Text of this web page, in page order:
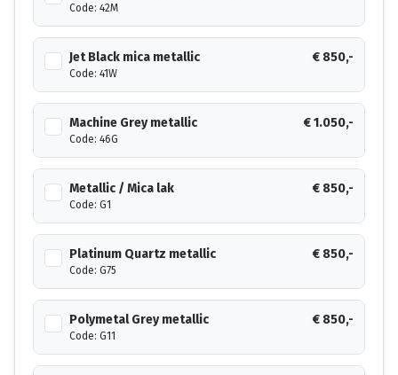
Code: 42M
Jet Black mica metallic
Code: 41W
€ 850,-
Machine Grey metallic
Code: 46G
€ 1.050,-
Metallic / Mica lak
Code: G1
€ 850,-
Platinum Quartz metallic
Code: G75
€ 850,-
Polymetal Grey metallic
Code: G11
€ 850,-